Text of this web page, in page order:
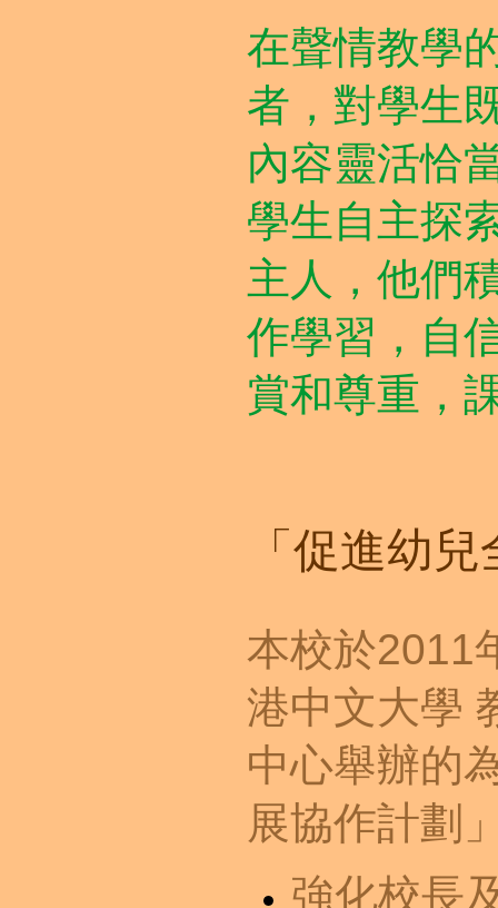
在聲情教學
者，對學生
內容靈活恰
學生自主探
主人，他們
作學習，自
賞和尊重，
「促進幼
本校於2011
港中文大學
中心舉辦的
展協作計劃
強化校長